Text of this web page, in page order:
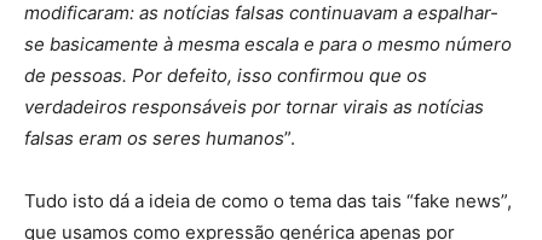
modificaram: as notícias falsas continuavam a espalhar-
se basicamente à mesma escala e para o mesmo número
de pessoas. Por defeito, isso confirmou que os
verdadeiros responsáveis por tornar virais as notícias
falsas eram os seres humanos”.
Tudo isto dá a ideia de como o tema das tais “fake news”,
que usamos como expressão genérica apenas por